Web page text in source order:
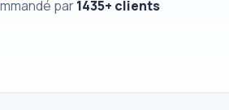
par1435+ clients